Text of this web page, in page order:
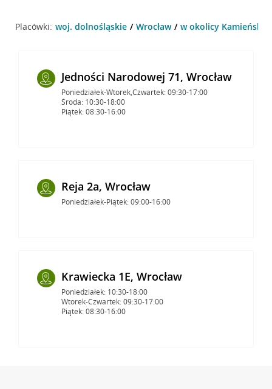
Placówki: woj. dolnośląskie Wrocław w okolicy
Jedności Narodowej 71, Wrocław
Poniedziałek-Wtorek,Czwartek: 09:30-17:00
Środa: 10:30-18:00
Piątek: 08:30-16:00
Reja 2a, Wrocław
Poniedziałek-Piątek: 09:00-16:00
Krawiecka 1E, Wrocław
Poniedziałek: 10:30-18:00
Wtorek-Czwartek: 09:30-17:00
Piątek: 08:30-16:00